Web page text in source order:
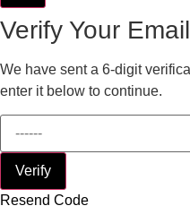
Verify Your Email
We have sent a 6-digit
enter it below to continue.
Verify
Resend Code